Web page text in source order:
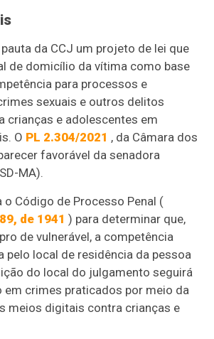
da CCJ um projeto de lei que
de domicílio da vítima como base
para processos e
sexuais e outros delitos
crianças e adolescentes em
O PL 2.304/2021 , da Câmara dos
favorável da senadora
MA).
Código de Processo Penal (
de 1941 ) para determinar que,
de vulnerável, a competência
pelo local de residência da pessoa
do local do julgamento seguirá
crimes praticados por meio da
meios digitais contra crianças e